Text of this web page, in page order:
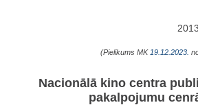
(Pielikums MK 19.12.2023.
Nacionālā kino centra
pakalpojumu